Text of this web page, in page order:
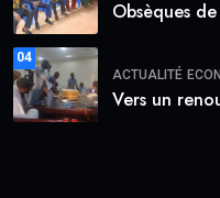
Obsèques
04
ACTUALITÉ
Vers un